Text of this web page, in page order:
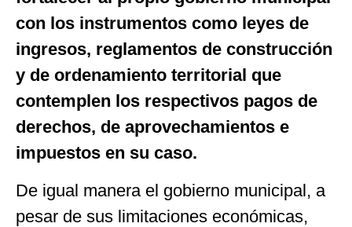
con los instrumentos como leyes de
ingresos, reglamentos de construcción
y de ordenamiento territorial que
contemplen los respectivos pagos de
derechos, de aprovechamientos e
impuestos en su caso.
De igual manera el gobierno municipal, a
pesar de sus limitaciones económicas,